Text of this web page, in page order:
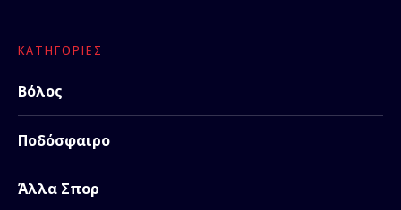
ΚΑΤΗΓΟΡΊΕΣ
Βόλος
Ποδόσφαιρο
Άλλα Σπορ